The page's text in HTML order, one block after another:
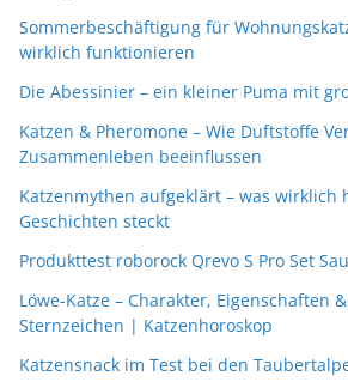
Sommerbeschäftigung für
wirklich funktionieren
Die Abessinier – ein kleiner Puma mit
Katzen & Pheromone – Wie Duftstoffe
Zusammenleben beeinflussen
Katzenmythen aufgeklärt – was wirklich
Geschichten steckt
Produkttest roborock Qrevo S Pro Set
Löwe-Katze – Charakter, Eigenschaften
Sternzeichen | Katzenhoroskop
Katzensnack im Test bei den